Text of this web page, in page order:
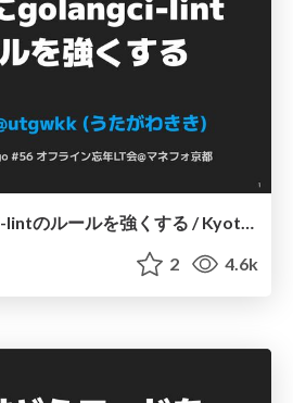
ゆるやかにgolangci-lintのルールを強くする / Kyoto.go #56
2 4.6k